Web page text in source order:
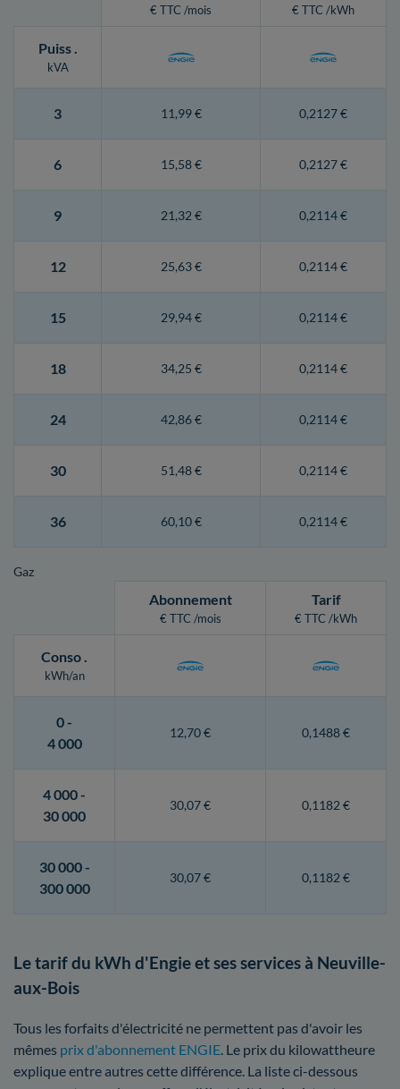
€ TTC /mois € TTC /kWh
Puiss.
kVA
3 11,99 € 0,2127 €
6 15,58 € 0,2127 €
9 21,32 € 0,2114 €
12 25,63 € 0,2114 €
15 29,94 € 0,2114 €
18 34,25 € 0,2114 €
24 42,86 € 0,2114 €
30 51,48 € 0,2114 €
36 60,10 € 0,2114 €
Gaz
Abonnement
€ TTC /mois
Tarif
€ TTC /kWh
Conso.
kWh/an
0 -
4 000
12,70 € 0,1488 €
4 000 -
30 000
30,07 € 0,1182 €
30 000 -
300 000
30,07 € 0,1182 €
Le tarif du kWh d'Engie et ses services à Neuville-
aux-Bois
Tous les forfaits d'électricité ne permettent pas d'avoir les
mêmes prix d'abonnement ENGIE. Le prix du kilowattheure
explique entre autres cette différence. La liste ci-dessous